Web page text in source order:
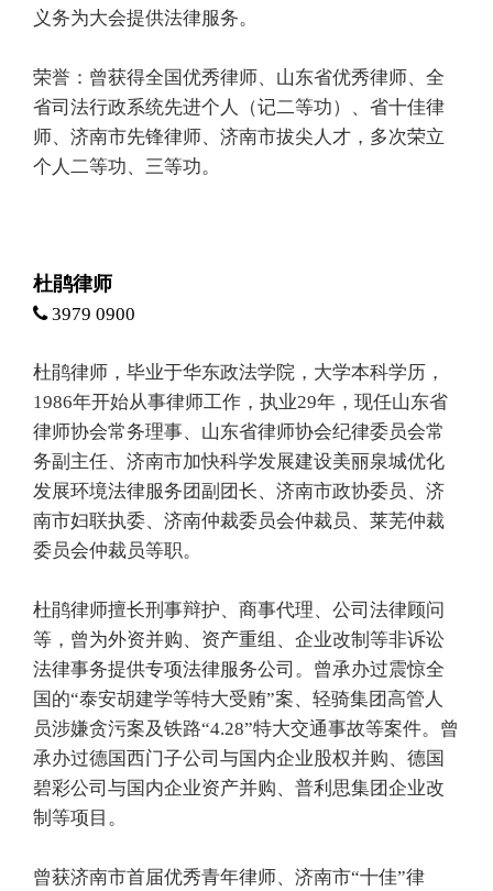
义务为大会提供法律服务。
荣誉：曾获得全国优秀律师、山东省优秀律师、全
省司法行政系统先进个人（记二等功）、省十佳律
师、济南市先锋律师、济南市拔尖人才，多次荣立
个人二等功、三等功。
杜鹃律师
3979 0900
杜鹃律师，毕业于华东政法学院，大学本科学历，
1986年开始从事律师工作，执业29年，现任山东省
律师协会常务理事、山东省律师协会纪律委员会常
务副主任、济南市加快科学发展建设美丽泉城优化
发展环境法律服务团副团长、济南市政协委员、济
南市妇联执委、济南仲裁委员会仲裁员、莱芜仲裁
委员会仲裁员等职。
杜鹃律师擅长刑事辩护、商事代理、公司法律顾问
等，曾为外资并购、资产重组、企业改制等非诉讼
法律事务提供专项法律服务公司。曾承办过震惊全
国的“泰安胡建学等特大受贿”案、轻骑集团高管人
员涉嫌贪污案及铁路“4.28”特大交通事故等案件。曾
承办过德国西门子公司与国内企业股权并购、德国
碧彩公司与国内企业资产并购、普利思集团企业改
制等项目。
曾获济南市首届优秀青年律师、济南市“十佳”律